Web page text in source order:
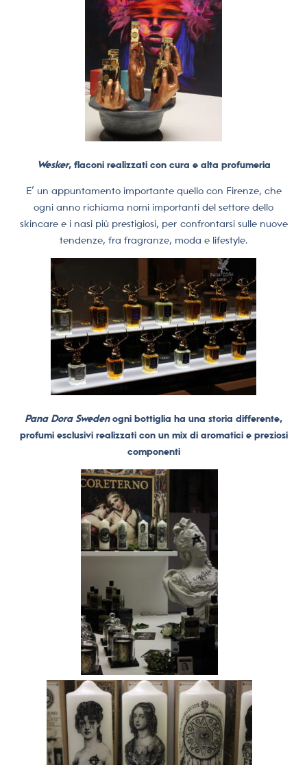
Wesker, flaconi realizzati con cura e alta profumeria
E’ un appuntamento importante quello con Firenze, che
ogni anno richiama nomi importanti del settore dello
skincare e i nasi più prestigiosi, per confrontarsi sulle nuove
tendenze, fra fragranze, moda e lifestyle.
Pana Dora Swedenogni bottiglia ha una storia differente,
profumi esclusivi realizzati con un mix di aromatici e preziosi
componenti